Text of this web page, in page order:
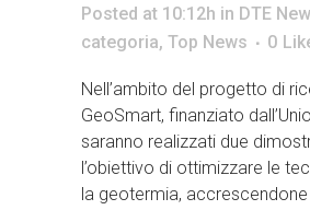
Posted at 10:12h in DTE
categoria, Top News 0
Nell’ambito del progetto di
GeoSmart, finanziato
saranno realizzati due
l’obiettivo di ottimizzare le
la geotermia,